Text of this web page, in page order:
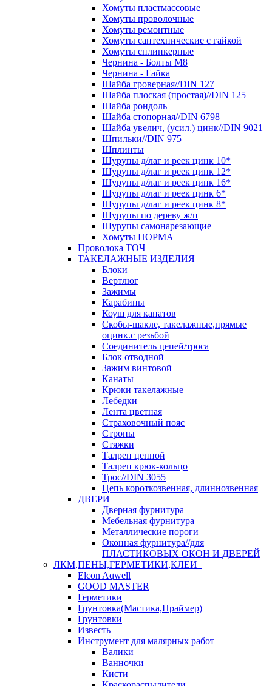
Хомуты пластмассовые
Хомуты проволочные
Хомуты ремонтные
Хомуты сантехнические с гайкой
Хомуты сплинкерные
Чернина - Болты М8
Чернина - Гайка
Шайба гроверная//DIN 127
Шайба плоская (простая)//DIN 125
Шайба рондоль
Шайба стопорная//DIN 6798
Шайба увелич, (усил.) цинк//DIN 9021
Шпильки//DIN 975
Шплинты
Шурупы д/лаг и реек цинк 10*
Шурупы д/лаг и реек цинк 12*
Шурупы д/лаг и реек цинк 16*
Шурупы д/лаг и реек цинк 6*
Шурупы д/лаг и реек цинк 8*
Шурупы по дереву ж/п
Шурупы самонарезающие
Хомуты НОРМА
Проволока ТОЧ
ТАКЕЛАЖНЫЕ ИЗДЕЛИЯ
Блоки
Вертлюг
Зажимы
Карабины
Коуш для канатов
Скобы-шакле, такелажные,прямые
оцинк.с резьбой
Соединитель цепей/троса
Блок отводной
Зажим винтовой
Канаты
Крюки такелажные
Лебедки
Лента цветная
Страховочный пояс
Стропы
Стяжки
Талреп цепной
Талреп крюк-кольцо
Трос//DIN 3055
Цепь короткозвенная, длиннозвенная
ДВЕРИ
Дверная фурнитура
Мебельная фурнитура
Металлические пороги
Оконная фурнитура//для
ПЛАСТИКОВЫХ ОКОН И ДВЕРЕЙ
ЛКМ,ПЕНЫ,ГЕРМЕТИКИ,КЛЕИ
Elcon Aqwell
GOOD MASTER
Герметики
Грунтовка(Мастика,Праймер)
Грунтовки
Известь
Инструмент для малярных работ
Валики
Ванночки
Кисти